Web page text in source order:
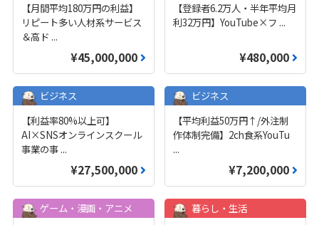
【月間平均180万円の利益】
リピート多い人材系サービス
＆高ド ...
¥45,000,000
【登録者6.2万人・半年平均月
利32万円】YouTube×フ ...
¥480,000
ビジネス
【利益率80%以上可】
AI×SNSオンラインスクール
事業の事 ...
¥27,500,000
ビジネス
【平均利益50万円↑/外注制
作体制完備】2ch食系YouTu
...
¥7,200,000
ゲーム・漫画・アニメ
暮らし・生活